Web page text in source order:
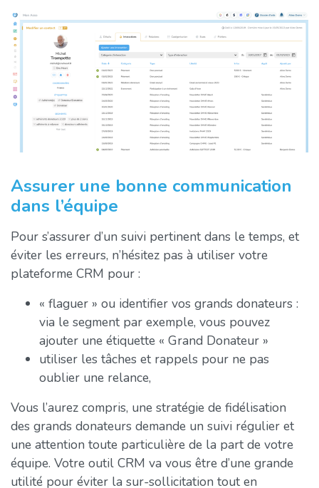
Assurer une bonne communication
dans l’équipe
Pour s’assurer d’un suivi pertinent dans le temps, et
éviter les erreurs, n’hésitez pas à utiliser votre
plateforme CRM pour :
« flaguer » ou identifier vos grands donateurs :
via le segment par exemple, vous pouvez
ajouter une étiquette « Grand Donateur »
utiliser les tâches et rappels pour ne pas
oublier une relance,
Vous l’aurez compris, une stratégie de fidélisation
des grands donateurs demande un suivi régulier et
une attention toute particulière de la part de votre
équipe. Votre outil CRM va vous être d’une grande
utilité pour éviter la sur-sollicitation tout en